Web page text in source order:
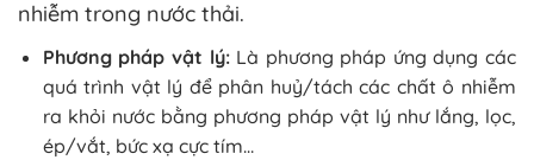
nhiễm trong nước thải.
Phương pháp vật lý:Là phương pháp ứng dụng các
quá trình vật lý để phân huỷ/tách các chất ô nhiễm
ra khỏi nước bằng phương pháp vật lý như lắng, lọc,
ép/vắt, bức xạ cực tím…